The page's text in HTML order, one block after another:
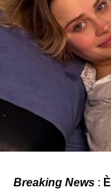
Breaking News :